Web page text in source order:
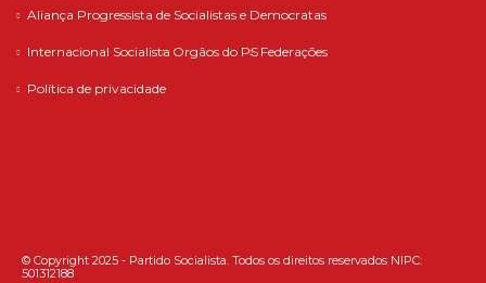
Aliança Progressista de Socialistas e Democratas
Internacional Socialista Orgãos do PS Federações
Política de privacidade
© Copyright 2025 - Partido Socialista. Todos os direitos reservados NIPC:
501312188